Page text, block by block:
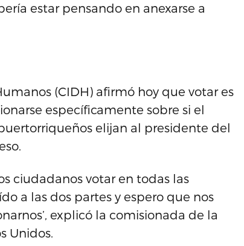
estar pensando en anexarse a
(CIDH) afirmó hoy que votar es
específicamente sobre si el
elijan al presidente del
ciudadanos votar en todas las
a las dos partes y espero que nos
explicó la comisionada de la
Unidos.